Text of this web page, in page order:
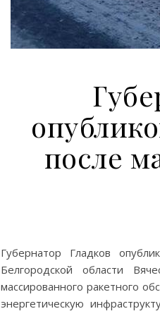
после
Губернатор Гладков
Белгородской области
массированного ракетного
энергетическую